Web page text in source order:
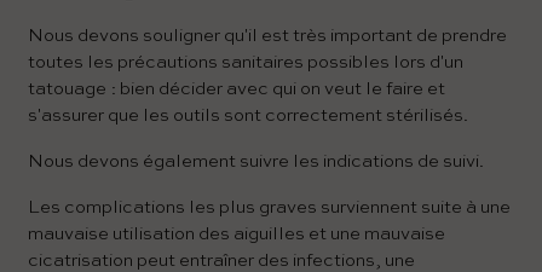
Nous devons souligner qu'il est très important de prendre
toutes les précautions sanitaires possibles lors d'un
tatouage : bien décider avec qui on veut le faire et
s'assurer que les outils sont correctement stérilisés.
Nous devons également suivre les indications de suivi.
Les complications les plus graves surviennent suite à une
mauvaise utilisation des aiguilles et une mauvaise
cicatrisation peut entraîner des infections, une